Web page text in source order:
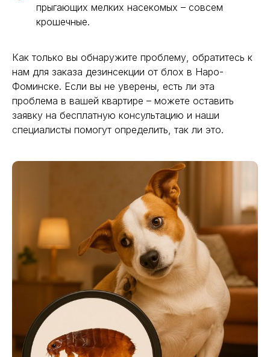
прыгающих мелких насекомых – совсем
крошечные.
Как только вы обнаружите проблему, обратитесь к
нам для заказа дезинсекции от блох в Наро-
Фоминске. Если вы не уверены, есть ли эта
проблема в вашей квартире – можете оставить
заявку на бесплатную консультацию и наши
специалисты помогут определить, так ли это.
обработка от блох
со скидкой10%
Дарим скидку 10% при заказе через форму на
сайте. Консультация бесплатно.
ЗАКАЗАТЬ ОБРАБОТКУ